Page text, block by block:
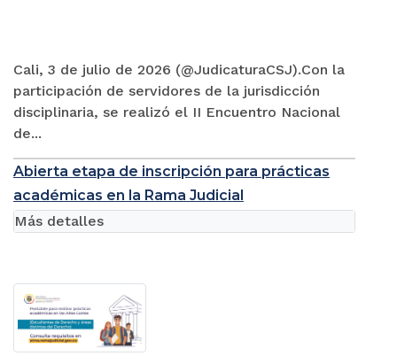
Cali, 3 de julio de 2026 (@JudicaturaCSJ).Con la
participación de servidores de la jurisdicción
disciplinaria, se realizó el II Encuentro Nacional
de...
Abierta etapa de inscripción para prácticas
académicas en la Rama Judicial
Más detalles